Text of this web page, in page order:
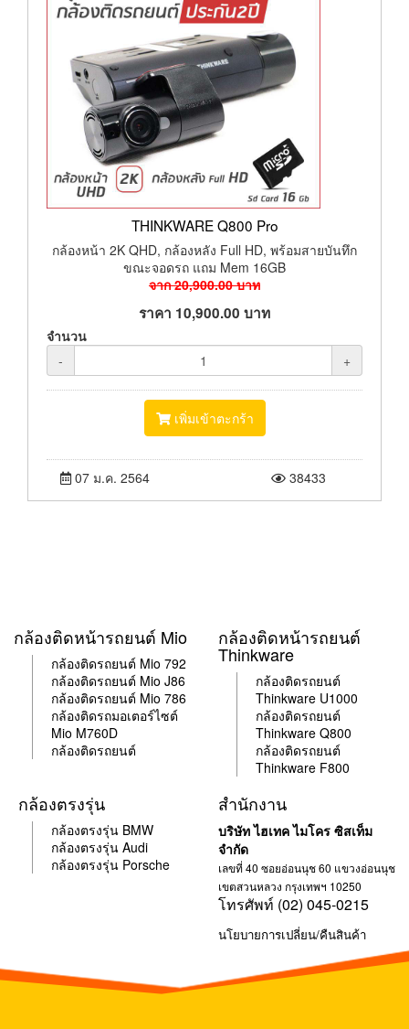
THINKWARE Q800 Pro
กล้องหน้า 2K QHD, กล้องหลัง Full HD, พร้อมสายบันทึก
ขณะจอดรถ แถม Mem 16GB
จาก20,900.00บาท
ราคา 10,900.00 บาท
จำนวน
-
+
เพิ่มเข้าตะกร้า
07 ม.ค. 2564 38433
กล้องติดหน้ารถยนต์ Mio
กล้องติดรถยนต์ Mio 792
กล้องติดรถยนต์ Mio J86
กล้องติดรถยนต์ Mio 786
กล้องติดรถมอเตอร์ไซต์
Mio M760D
กล้องติดรถยนต์
กล้องติดหน้ารถยนต์
Thinkware
กล้องติดรถยนต์
Thinkware U1000
กล้องติดรถยนต์
Thinkware Q800
กล้องติดรถยนต์
Thinkware F800
กล้องตรงรุ่น
กล้องตรงรุ่น BMW
กล้องตรงรุ่น Audi
กล้องตรงรุ่น Porsche
สำนักงาน
บริษัท ไฮเทค ไมโคร ซิสเท็ม
จำกัด
เลขที่ 40 ซอยอ่อนนุช 60 แขวงอ่อนนุช
เขตสวนหลวง กรุงเทพฯ 10250
โทรศัพท์ (02) 045-0215
นโยบายการเปลี่ยน/คืนสินค้า